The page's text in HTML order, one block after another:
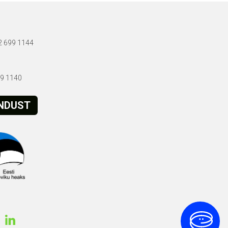
699 1144
1140